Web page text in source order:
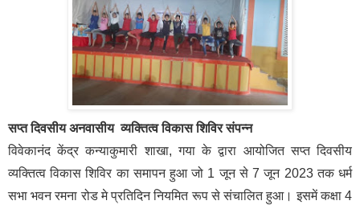
सप्त दिवसीय अनवासीय व्यक्तित्व विकास शिविर संपन्न
विवेकानंद केंद्र कन्याकुमारी शाखा, गया के द्वारा आयोजित सप्त दिवसीय
व्यक्तित्व विकास शिविर का समापन हुआ जो 1 जून से 7 जून 2023 तक धर्म
सभा भवन रमना रोड मे प्रतिदिन नियमित रूप से संचालित हुआ। इसमें कक्षा 4